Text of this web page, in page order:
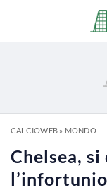
CALCIOWEB» MONDO
Chelsea,